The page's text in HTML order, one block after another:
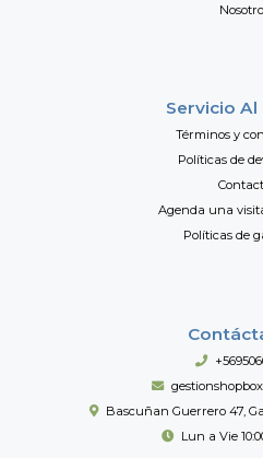
Servicio Al
Términos y
Políticas de
Agenda una
Políticas de
Bascuñan Guerrero 47,
Lun a Vie